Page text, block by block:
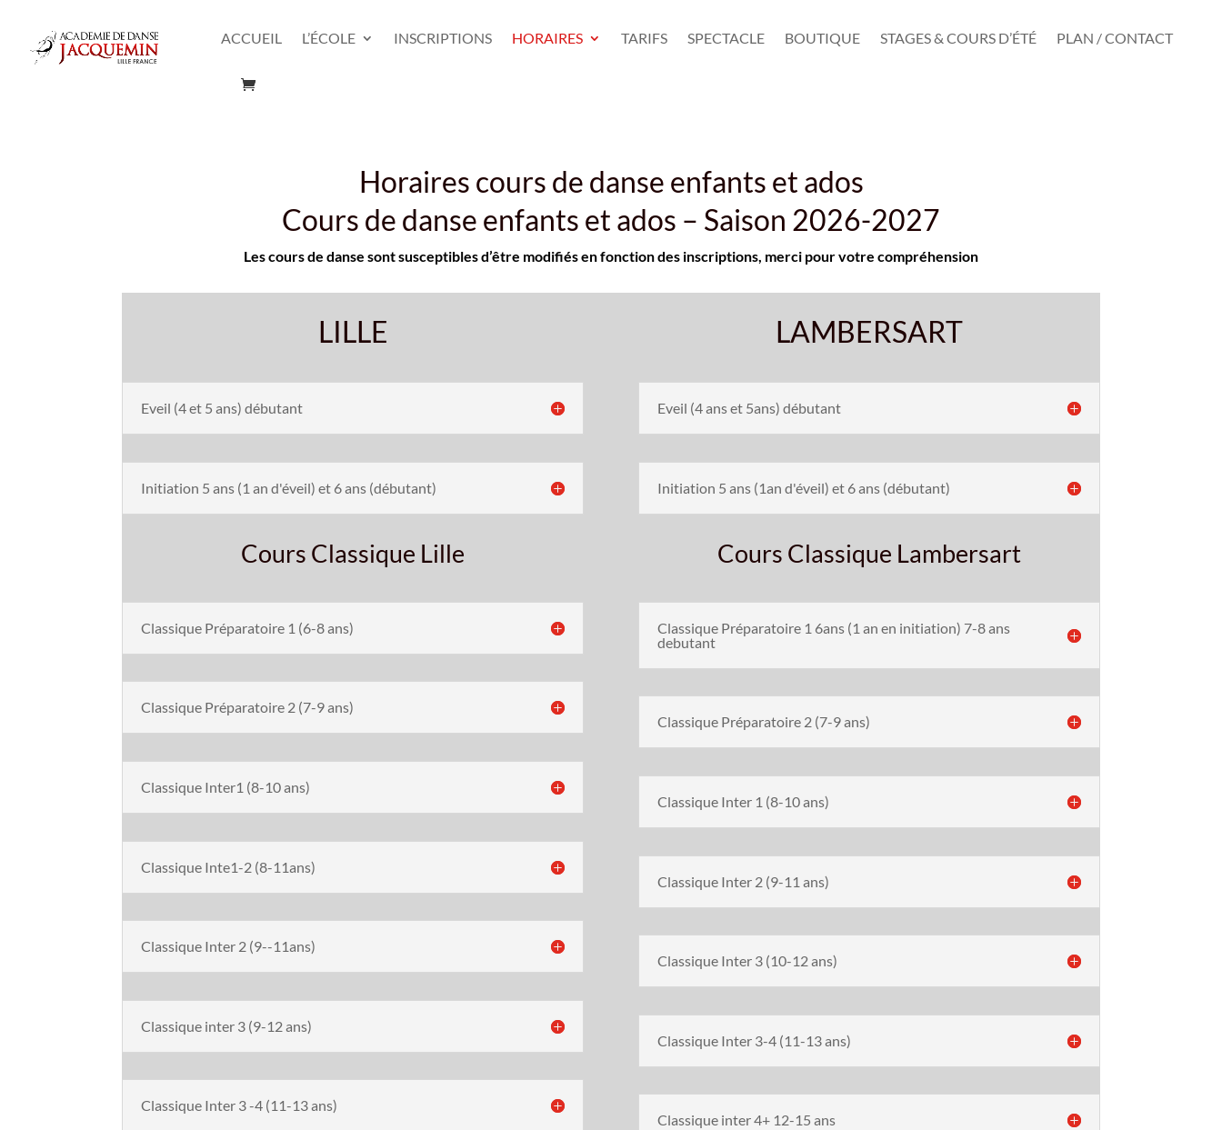
ACCUEIL L’ÉCOLE INSCRIPTIONS HORAIRES TARIFS SPECTACLE BOUTIQUE STAGES & COURS D’ÉTÉ PLAN / CONTACT
Horaires cours de danse enfants et ados
Cours de danse enfants et ados – Saison 2026-2027
Les cours de danse sont susceptibles d’être modifiés en fonction des inscriptions, merci pour votre compréhension
LILLE
Eveil (4 et 5 ans) débutant
Initiation 5 ans (1 an d'éveil) et 6 ans (débutant)
Cours Classique Lille
Classique Préparatoire 1 (6-8 ans)
Classique Préparatoire 2 (7-9 ans)
Classique Inter1 (8-10 ans)
Classique Inte1-2 (8-11ans)
Classique Inter 2 (9--11ans)
Classique inter 3 (9-12 ans)
Classique Inter 3 -4 (11-13 ans)
LAMBERSART
Eveil (4 ans et 5ans) débutant
Initiation 5 ans (1an d'éveil) et 6 ans (débutant)
Cours Classique Lambersart
Classique Préparatoire 1 6ans (1 an en initiation) 7-8 ans
debutant
Classique Préparatoire 2 (7-9 ans)
Classique Inter 1 (8-10 ans)
Classique Inter 2 (9-11 ans)
Classique Inter 3 (10-12 ans)
Classique Inter 3-4 (11-13 ans)
Classique inter 4+ 12-15 ans